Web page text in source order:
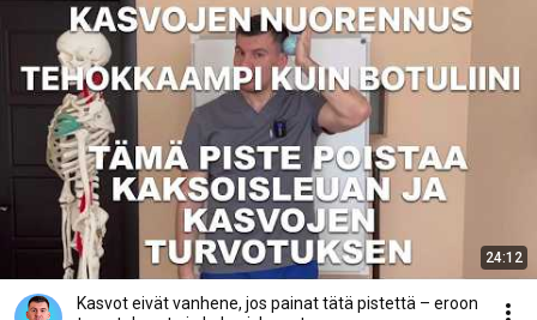
24:12
Kasvot eivät vanhene, jos painat tätä pistettä – eroon